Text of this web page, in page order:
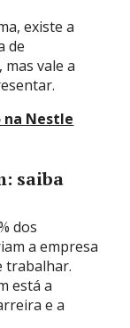
existe a
de
vale a
na Nestle
saiba
dos
a empresa
trabalhar.
está a
e a